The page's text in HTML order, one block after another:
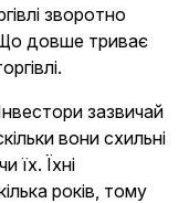
зворотно
Що довше триває
зазвичай
вони схильні
їх. Їхні
років, тому